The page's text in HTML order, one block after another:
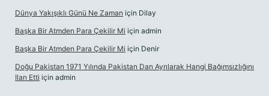
Dünya Yakışıklı Günü Ne Zaman için Dilay
Başka Bir Atmden Para Çekilir Mi için admin
Başka Bir Atmden Para Çekilir Mi için Denir
Doğu Pakistan 1971 Yılında Pakistan Dan Ayrılarak Hangi Bağımsızlığını
Ilan Etti için admin